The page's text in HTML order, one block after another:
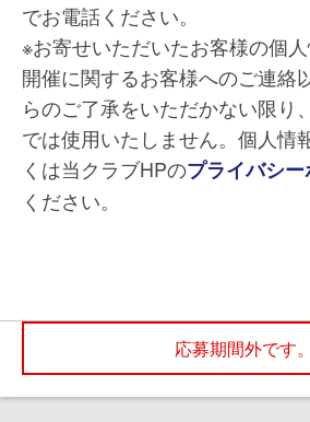
でお電話ください。
※お寄せいただいたお客様の個
開催に関するお客様へのご連絡
らのご了承をいただかない限り
では使用いたしません。個人情
くは当クラブHPのプライバシ
ください。
応募期間外です。